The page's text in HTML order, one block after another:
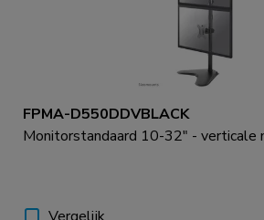
FPMA-D550DDVBLACK
Monitorstandaard 10-32" - verticale